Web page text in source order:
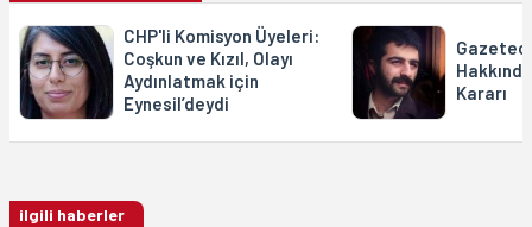
CHP'li Komisyon Üyeleri:
Coşkun ve Kızıl, Olayı
Aydınlatmak için
Eynesil’deydi
Kararı
ilgili haberler